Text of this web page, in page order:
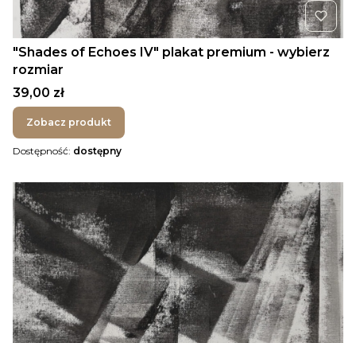
"Shades of Echoes IV" plakat premium - wybierz
rozmiar
Cena
39,00 zł
Zobacz produkt
Dostępność: dostępny